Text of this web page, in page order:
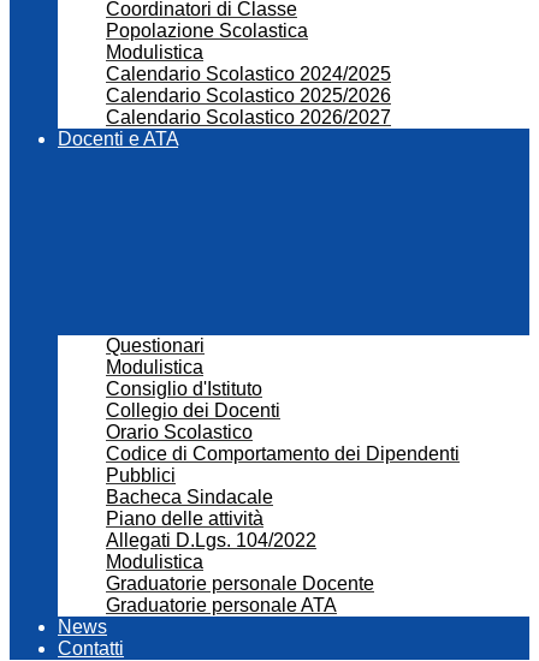
Coordinatori di Classe
Popolazione Scolastica
Modulistica
Calendario Scolastico 2024/2025
Calendario Scolastico 2025/2026
Calendario Scolastico 2026/2027
Docenti e ATA
Questionari
Modulistica
Consiglio d'Istituto
Collegio dei Docenti
Orario Scolastico
Codice di Comportamento dei Dipendenti
Pubblici
Bacheca Sindacale
Piano delle attività
Allegati D.Lgs. 104/2022
Modulistica
Graduatorie personale Docente
Graduatorie personale ATA
News
Contatti